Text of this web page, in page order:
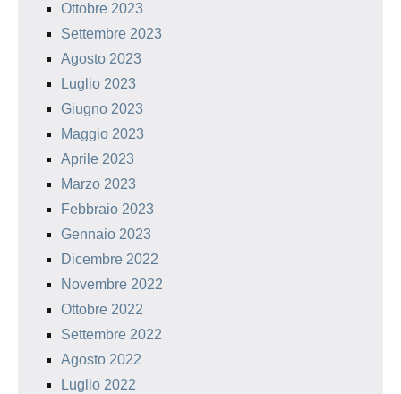
Ottobre 2023
Settembre 2023
Agosto 2023
Luglio 2023
Giugno 2023
Maggio 2023
Aprile 2023
Marzo 2023
Febbraio 2023
Gennaio 2023
Dicembre 2022
Novembre 2022
Ottobre 2022
Settembre 2022
Agosto 2022
Luglio 2022